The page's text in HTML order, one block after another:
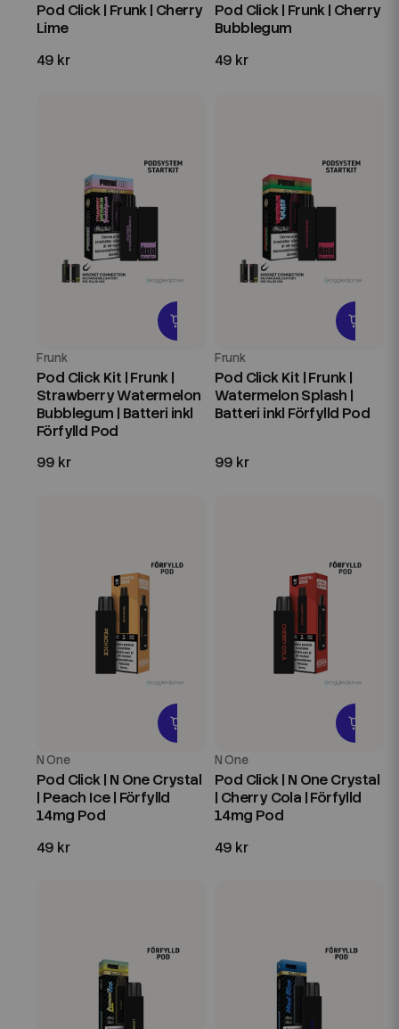
Pod Click | Frunk | Cherry
Lime
49 kr
Pod Click | Frunk | Cherry
Bubblegum
49 kr
Frunk
Pod Click Kit | Frunk |
Strawberry Watermelon
Bubblegum | Batteri inkl
Förfylld Pod
99 kr
Frunk
Pod Click Kit | Frunk |
Watermelon Splash |
Batteri inkl Förfylld Pod
99 kr
N One
Pod Click | N One Crystal
| Peach Ice | Förfylld
14mg Pod
49 kr
N One
Pod Click | N One Crystal
| Cherry Cola | Förfylld
14mg Pod
49 kr